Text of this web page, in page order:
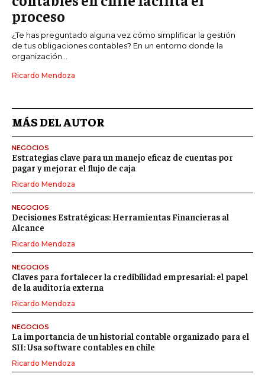
proceso
¿Te has preguntado alguna vez cómo simplificar la gestión
de tus obligaciones contables? En un entorno donde la
organización...
Ricardo Mendoza
MÁS DEL AUTOR
NEGOCIOS
Estrategias clave para un manejo eficaz de cuentas por
pagar y mejorar el flujo de caja
Ricardo Mendoza
NEGOCIOS
Decisiones Estratégicas: Herramientas Financieras al
Alcance
Ricardo Mendoza
NEGOCIOS
Claves para fortalecer la credibilidad empresarial: el papel
de la auditoría externa
Ricardo Mendoza
NEGOCIOS
La importancia de un historial contable organizado para el
SII: Usa software contables en chile
Ricardo Mendoza